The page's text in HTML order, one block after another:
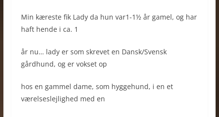
Min kæreste fik Lady da hun var1-1½ år gamel, og har
haft hende i ca. 1
år nu… lady er som skrevet en Dansk/Svensk
gårdhund, og er vokset op
hos en gammel dame, som hyggehund, i en et
værelseslejlighed med en